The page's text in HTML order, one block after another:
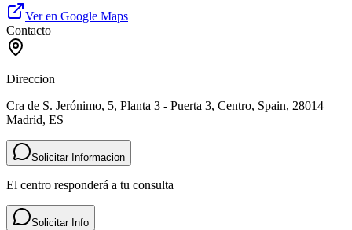
Ver en Google Maps
Contacto
Direccion
Cra de S. Jerónimo, 5, Planta 3 - Puerta 3, Centro, Spain, 28014
Madrid, ES
Solicitar Informacion
El centro responderá a tu consulta
Solicitar Info